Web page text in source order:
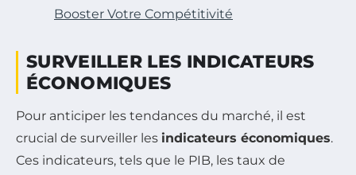
Booster Votre Compétitivité
SURVEILLER LES INDICATEURS
ÉCONOMIQUES
Pour anticiper les tendances du marché, il est
crucial de surveiller les indicateurs économiques.
Ces indicateurs, tels que le PIB, les taux de